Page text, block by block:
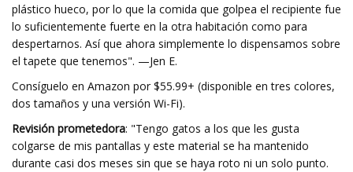
plástico hueco, por lo que la comida que golpea el recipiente fue
lo suficientemente fuerte en la otra habitación como para
despertarnos. Así que ahora simplemente lo dispensamos sobre
el tapete que tenemos". —Jen E.
Consíguelo en Amazon por $55.99+ (disponible en tres colores,
dos tamaños y una versión Wi-Fi).
Revisión prometedora: "Tengo gatos a los que les gusta
colgarse de mis pantallas y este material se ha mantenido
durante casi dos meses sin que se haya roto ni un solo punto.